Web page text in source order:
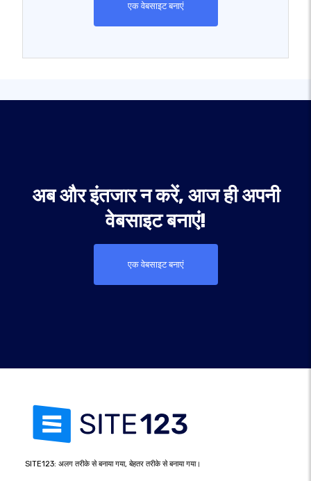
एक वेबसाइट बनाएं
अब और इंतजार न करें, आज ही अपनी
वेबसाइट बनाएं!
एक वेबसाइट बनाएं
SITE123: अलग तरीके से बनाया गया, बेहतर तरीके से बनाया गया।